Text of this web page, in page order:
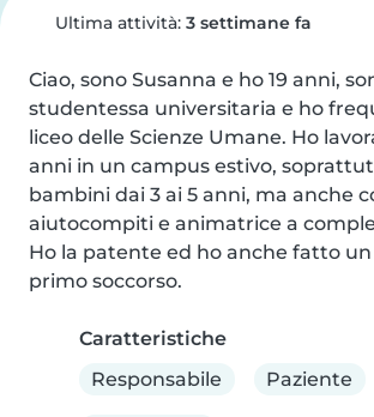
Ultima attività: 3 settimane fa
Ciao, sono Susanna e ho 19 anni,
studentessa universitaria e ho
liceo delle Scienze Umane. Ho
anni in un campus estivo,
bambini dai 3 ai 5 anni, ma anche
aiutocompiti e animatrice a
Ho la patente ed ho anche fatto un
primo soccorso.
Caratteristiche
Responsabile
Paziente